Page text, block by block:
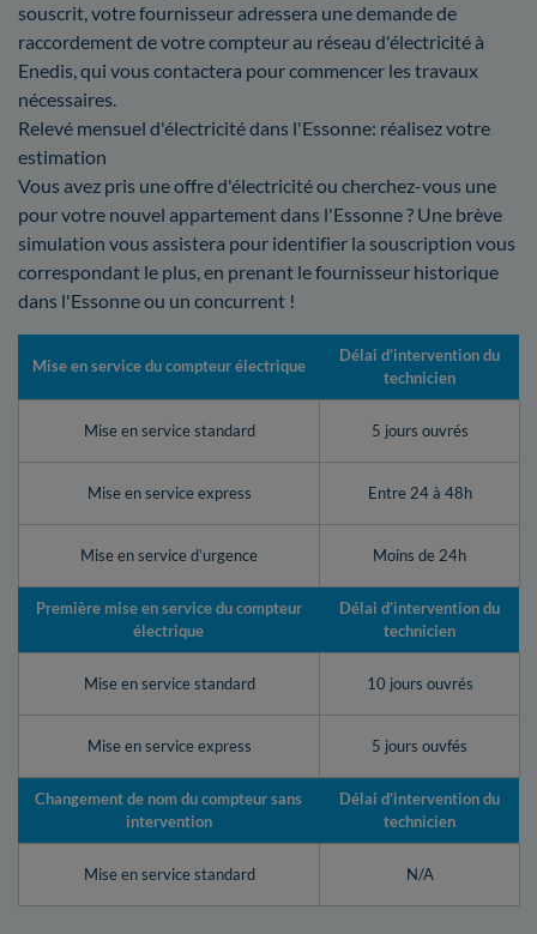
souscrit, votre fournisseur adressera une demande de
raccordement de votre compteur au réseau d'électricité à
Enedis, qui vous contactera pour commencer les travaux
nécessaires.
Relevé mensuel d'électricité dans l'Essonne: réalisez votre
estimation
Vous avez pris une offre d'électricité ou cherchez-vous une
pour votre nouvel appartement dans l'Essonne ? Une brève
simulation vous assistera pour identifier la souscription vous
correspondant le plus, en prenant le fournisseur historique
dans l'Essonne ou un concurrent !
Mise en service du compteur électrique
Délai d’intervention du
technicien
Mise en service standard 5 jours ouvrés
Mise en service express Entre 24 à 48h
Mise en service d’urgence Moins de 24h
Première mise en service du compteur
électrique
Délai d’intervention du
technicien
Mise en service standard 10 jours ouvrés
Mise en service express 5 jours ouvfés
Changement de nom du compteur sans
intervention
Délai d’intervention du
technicien
Mise en service standard N/A